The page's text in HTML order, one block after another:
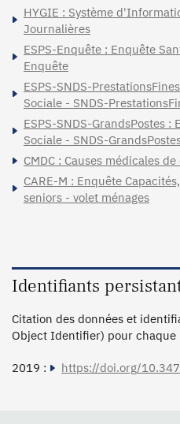
HYGIE : Système
Journalières
ESPS-Enquête : Enquête
Enquête
ESPS-SNDS-
Sociale - SNDS-
ESPS-SNDS-GrandsPostes
Sociale - SNDS-
CMDC : Causes médicales
CARE-M : Enquête
seniors - volet ménages
Identifiants
Citation des données et
Object Identifier) pour chaque
2019 : https://doi.org/